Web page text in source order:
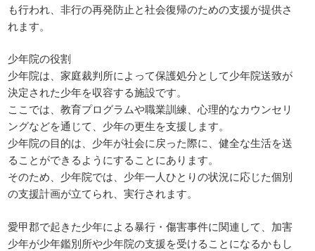
も行われ、非行の再発防止と社会復帰のための支援が提供さ
れます。
少年院の役割
少年院は、家庭裁判所によって保護処分として少年院送致が
決定された少年を収容する施設です。
ここでは、教育プログラムや職業訓練、心理的なカウンセリ
ングなどを通じて、少年の更生を支援します。
少年院の目的は、少年が社会に戻った際に、健全な生活を送
ることができるようにすることにあります。
そのため、少年院では、少年一人ひとりの状況に応じた個別
の支援計画が立てられ、実行されます。
愛甲郡で起きた少年による暴行・傷害事件に関連して、加害
少年が少年鑑別所や少年院の支援を受けることになるかもし